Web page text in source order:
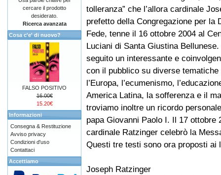
tolleranza” che l’allora cardinale
prefetto della Congregazione per la
Fede, tenne il 16 ottobre 2004 al
Luciani di Santa Giustina
seguito un interessante e
con il pubblico su diverse
l’Europa, l’ecumenismo,
America Latina, la sofferenza e il
troviamo inoltre un ricordo
papa Giovanni Paolo I. Il 17 ottobre
cardinale Ratzinger celebrò la
Questi tre testi sono ora proposti ai
Joseph Ratzinger
cercare il prodotto
desiderato.
Ricerca avanzata
Cosa c'e' di nuovo?
FALSO POSITIVO
16.00€
15.20€
Informazioni
Consegna & Restituzione
Avviso privacy
Condizioni d'uso
Contattaci
Accettiamo